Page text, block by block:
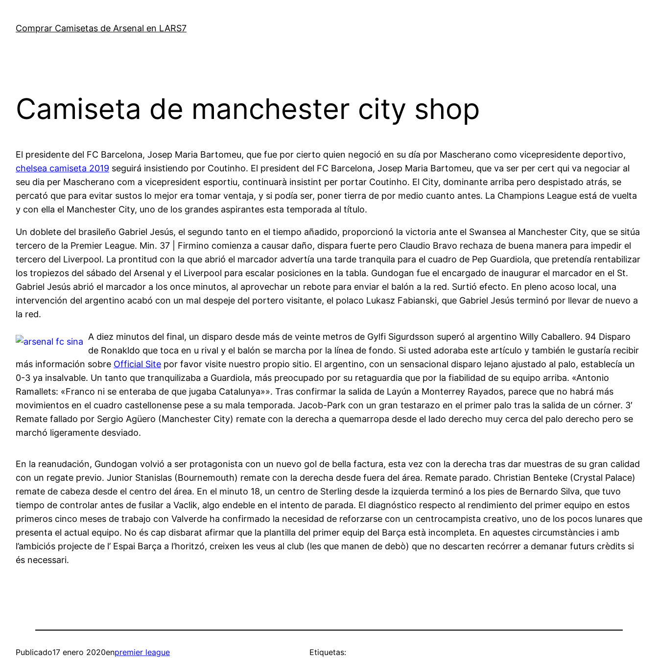
contenido
Comprar Camisetas de Arsenal en LARS7
Camiseta de manchester city shop
El presidente del FC Barcelona, Josep Maria Bartomeu, que fue por cierto quien negoció en su día por Mascherano como vicepresidente deportivo,
chelsea camiseta 2019 seguirá insistiendo por Coutinho. El president del FC Barcelona, Josep Maria Bartomeu, que va ser per cert qui va negociar al
seu dia per Mascherano com a vicepresident esportiu, continuarà insistint per portar Coutinho. El City, dominante arriba pero despistado atrás, se
percató que para evitar sustos lo mejor era tomar ventaja, y si podía ser, poner tierra de por medio cuanto antes. La Champions League está de vuelta
y con ella el Manchester City, uno de los grandes aspirantes esta temporada al título.
Un doblete del brasileño Gabriel Jesús, el segundo tanto en el tiempo añadido, proporcionó la victoria ante el Swansea al Manchester City, que se sitúa
tercero de la Premier League. Min. 37 | Firmino comienza a causar daño, dispara fuerte pero Claudio Bravo rechaza de buena manera para impedir el
tercero del Liverpool. La prontitud con la que abrió el marcador advertía una tarde tranquila para el cuadro de Pep Guardiola, que pretendía rentabilizar
los tropiezos del sábado del Arsenal y el Liverpool para escalar posiciones en la tabla. Gundogan fue el encargado de inaugurar el marcador en el St.
Gabriel Jesús abrió el marcador a los once minutos, al aprovechar un rebote para enviar el balón a la red. Surtió efecto. En pleno acoso local, una
intervención del argentino acabó con un mal despeje del portero visitante, el polaco Lukasz Fabianski, que Gabriel Jesús terminó por llevar de nuevo a
la red.
A diez minutos del final, un disparo desde más de veinte metros de Gylfi Sigurdsson superó al argentino Willy Caballero. 94 Disparo
de Ronakldo que toca en u rival y el balón se marcha por la línea de fondo. Si usted adoraba este artículo y también le gustaría recibir
más información sobre Official Site por favor visite nuestro propio sitio. El argentino, con un sensacional disparo lejano ajustado al palo, establecía un
0-3 ya insalvable. Un tanto que tranquilizaba a Guardiola, más preocupado por su retaguardia que por la fiabilidad de su equipo arriba. «Antonio
Ramallets: «Franco ni se enteraba de que jugaba Catalunya»». Tras confirmar la salida de Layún a Monterrey Rayados, parece que no habrá más
movimientos en el cuadro castellonense pese a su mala temporada. Jacob-Park con un gran testarazo en el primer palo tras la salida de un córner. 3′
Remate fallado por Sergio Agüero (Manchester City) remate con la derecha a quemarropa desde el lado derecho muy cerca del palo derecho pero se
marchó ligeramente desviado.
En la reanudación, Gundogan volvió a ser protagonista con un nuevo gol de bella factura, esta vez con la derecha tras dar muestras de su gran calidad
con un regate previo. Junior Stanislas (Bournemouth) remate con la derecha desde fuera del área. Remate parado. Christian Benteke (Crystal Palace)
remate de cabeza desde el centro del área. En el minuto 18, un centro de Sterling desde la izquierda terminó a los pies de Bernardo Silva, que tuvo
tiempo de controlar antes de fusilar a Vaclik, algo endeble en el intento de parada. El diagnóstico respecto al rendimiento del primer equipo en estos
primeros cinco meses de trabajo con Valverde ha confirmado la necesidad de reforzarse con un centrocampista creativo, uno de los pocos lunares que
presenta el actual equipo. No és cap disbarat afirmar que la plantilla del primer equip del Barça està incompleta. En aquestes circumstàncies i amb
l’ambiciós projecte de l’ Espai Barça a l’horitzó, creixen les veus al club (les que manen de debò) que no descarten recórrer a demanar futurs crèdits si
és necessari.
Publicado17 enero 2020enpremier league Etiquetas: